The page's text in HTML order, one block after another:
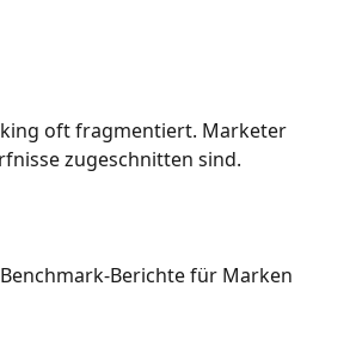
oft fragmentiert. Marketer
zugeschnitten sind.
Berichte für Marken